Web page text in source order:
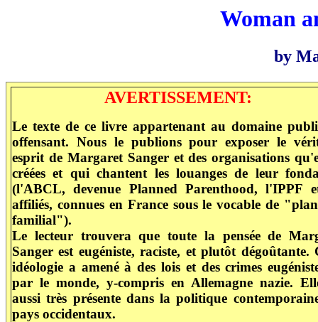
Woman
by
AVERTISSEMENT:
Le texte de ce livre appartenant au domaine
offensant. Nous le publions pour exposer le
esprit de Margaret Sanger et des organisations
créées et qui chantent les louanges de leur
(l'ABCL, devenue Planned Parenthood, l'IPPF
affiliés, connues en France sous le vocable de
familial").
Le lecteur trouvera que toute la pensée de
Sanger est eugéniste, raciste, et plutôt dégoûtante.
idéologie a amené à des lois et des crimes
par le monde, y-compris en Allemagne nazie.
aussi très présente dans la politique
pays occidentaux.